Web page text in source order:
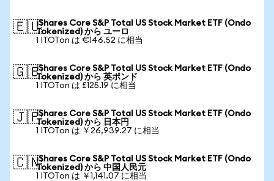
🇪🇺iShares Core S&P Total US Stock Market ETF (Ondo
Tokenized) から ユーロ
1 ITOTon は €146.52 に相当
🇬🇧iShares Core S&P Total US Stock Market ETF (Ondo
Tokenized) から 英ポンド
1 ITOTon は £125.19 に相当
🇯🇵iShares Core S&P Total US Stock Market ETF (Ondo
Tokenized) から 日本円
1 ITOTon は ￥26,939.27 に相当
🇨🇳iShares Core S&P Total US Stock Market ETF (Ondo
Tokenized) から 中国人民元
1 ITOTon は ￥1,141.07 に相当